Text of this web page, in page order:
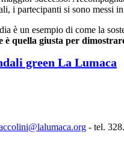
i partecipanti si sono messi
è un esempio di come la
è quella giusta per
green La Lumaca
- tel.